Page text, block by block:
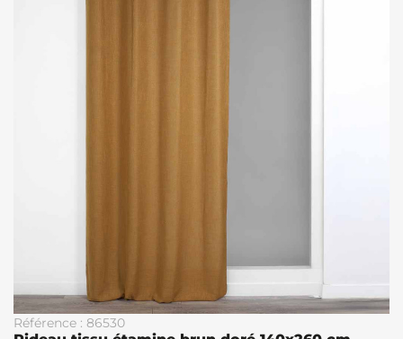
Référence : 86530